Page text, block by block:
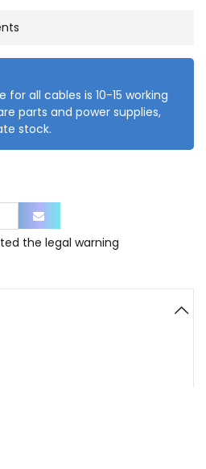
all cables is 10-15 working
parts and power supplies,
stock.
the legal warning